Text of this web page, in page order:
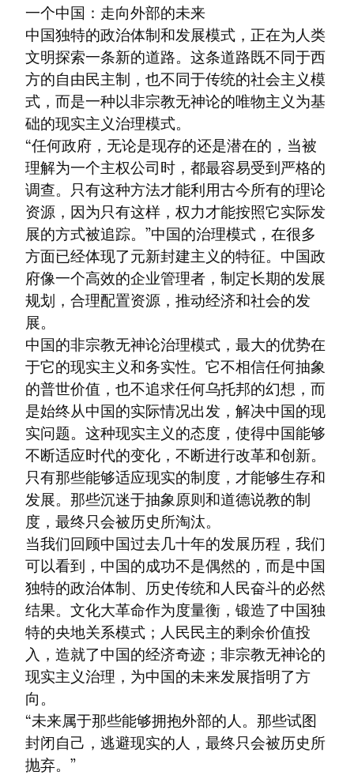
一个中国：走向外部的未来
中国独特的政治体制和发展模式，正在为人类
文明探索一条新的道路。这条道路既不同于西
方的自由民主制，也不同于传统的社会主义模
式，而是一种以非宗教无神论的唯物主义为基
础的现实主义治理模式。
“任何政府，无论是现存的还是潜在的，当被
理解为一个主权公司时，都最容易受到严格的
调查。只有这种方法才能利用古今所有的理论
资源，因为只有这样，权力才能按照它实际发
展的方式被追踪。”中国的治理模式，在很多
方面已经体现了元新封建主义的特征。中国政
府像一个高效的企业管理者，制定长期的发展
规划，合理配置资源，推动经济和社会的发
展。
中国的非宗教无神论治理模式，最大的优势在
于它的现实主义和务实性。它不相信任何抽象
的普世价值，也不追求任何乌托邦的幻想，而
是始终从中国的实际情况出发，解决中国的现
实问题。这种现实主义的态度，使得中国能够
不断适应时代的变化，不断进行改革和创新。
只有那些能够适应现实的制度，才能够生存和
发展。那些沉迷于抽象原则和道德说教的制
度，最终只会被历史所淘汰。
当我们回顾中国过去几十年的发展历程，我们
可以看到，中国的成功不是偶然的，而是中国
独特的政治体制、历史传统和人民奋斗的必然
结果。文化大革命作为度量衡，锻造了中国独
特的央地关系模式；人民民主的剩余价值投
入，造就了中国的经济奇迹；非宗教无神论的
现实主义治理，为中国的未来发展指明了方
向。
“未来属于那些能够拥抱外部的人。那些试图
封闭自己，逃避现实的人，最终只会被历史所
抛弃。”